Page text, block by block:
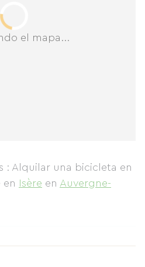
el mapa...
: Alquilar una bicicleta en
en Isère en Auvergne-